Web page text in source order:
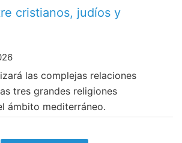
cristianos, judíos y
las complejas relaciones
tres grandes religiones
ámbito mediterráneo.